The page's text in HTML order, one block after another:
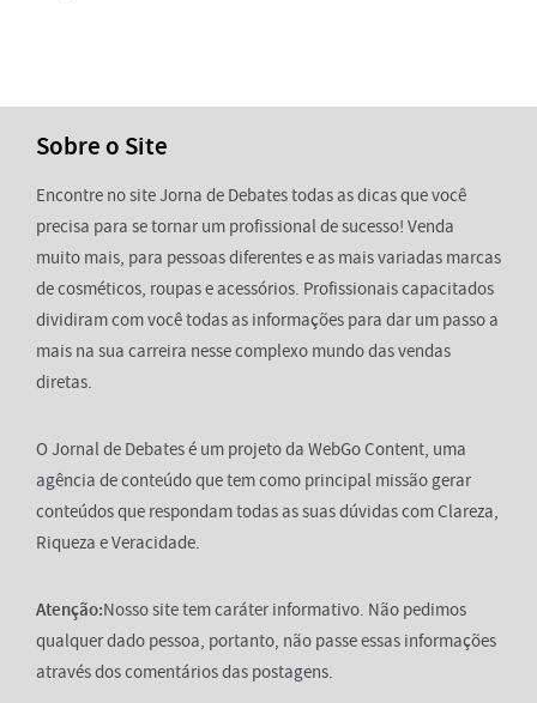
Sobre o Site
Encontre no site Jorna de Debates todas as dicas que você
precisa para se tornar um profissional de sucesso! Venda
muito mais, para pessoas diferentes e as mais variadas marcas
de cosméticos, roupas e acessórios. Profissionais capacitados
dividiram com você todas as informações para dar um passo a
mais na sua carreira nesse complexo mundo das vendas
diretas.
O Jornal de Debates é um projeto da WebGo Content, uma
agência de conteúdo que tem como principal missão gerar
conteúdos que respondam todas as suas dúvidas com Clareza,
Riqueza e Veracidade.
Atenção:Nosso site tem caráter informativo. Não pedimos
qualquer dado pessoa, portanto, não passe essas informações
através dos comentários das postagens.